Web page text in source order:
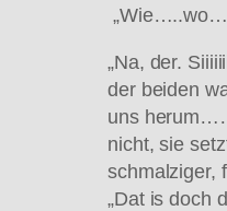
„Na, der.
der beiden
uns
nicht, sie
schmalziger,
„Dat is doch